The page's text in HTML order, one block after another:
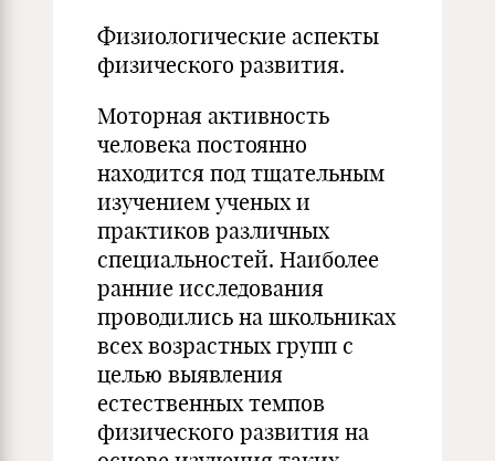
Физиологические аспекты
физического развития.
Моторная активность
человека постоянно
находится под тщательным
изучением ученых и
практиков различных
специальностей. Наиболее
ранние исследования
проводились на школьниках
всех возрастных групп с
целью выявления
естественных темпов
физического развития на